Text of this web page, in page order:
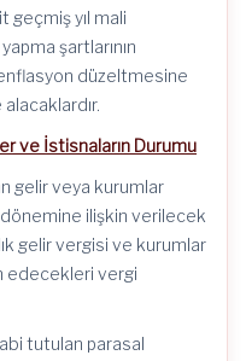
yıl mali
şartlarının
enflasyon düzeltmesine
ve İstisnaların Durumu
gelir veya kurumlar
ilişkin verilecek
gelir vergisi ve kurumlar
edecekleri vergi
tutulan parasal